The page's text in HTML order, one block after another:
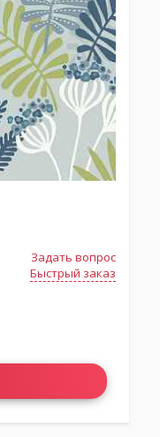
Задать вопрос
Быстрый заказ